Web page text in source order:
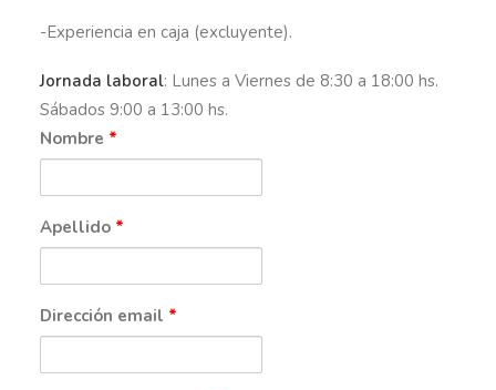
-Experiencia en caja (excluyente).
Jornada laboral: Lunes a Viernes de 8:30 a 18:00 hs.
Sábados 9:00 a 13:00 hs.
Nombre *
Apellido *
Dirección email *